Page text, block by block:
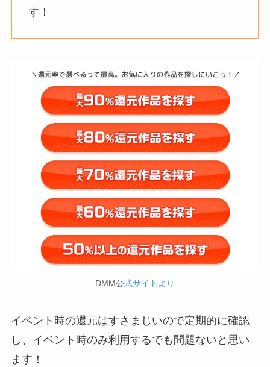
す！
DMM公式サイトより
イベント時の還元はすさまじいので定期的に確認
し、イベント時のみ利用するでも問題ないと思い
ます！